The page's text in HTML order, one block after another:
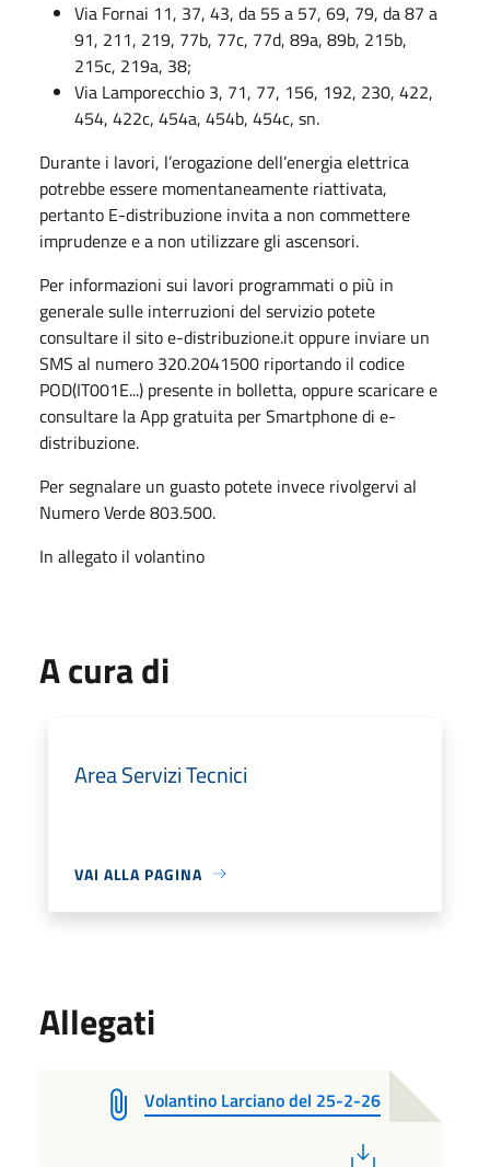
Via Fornai 11, 37, 43, da 55 a 57, 69, 79, da 87 a
91, 211, 219, 77b, 77c, 77d, 89a, 89b, 215b,
215c, 219a, 38;
Via Lamporecchio 3, 71, 77, 156, 192, 230, 422,
454, 422c, 454a, 454b, 454c, sn.
Durante i lavori, l’erogazione dell’energia elettrica
potrebbe essere momentaneamente riattivata,
pertanto E-distribuzione invita a non commettere
imprudenze e a non utilizzare gli ascensori.
Per informazioni sui lavori programmati o più in
generale sulle interruzioni del servizio potete
consultare il sito e-distribuzione.it oppure inviare un
SMS al numero 320.2041500 riportando il codice
POD(IT001E...) presente in bolletta, oppure scaricare e
consultare la App gratuita per Smartphone di e-
distribuzione.
Per segnalare un guasto potete invece rivolgervi al
Numero Verde 803.500.
In allegato il volantino
A cura di
Area Servizi Tecnici
VAI ALLA PAGINA
Allegati
Volantino Larciano del 25-2-26